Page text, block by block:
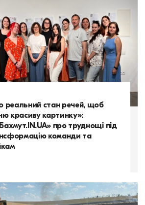
реальний стан речей, щоб
красиву картинку»:
про труднощі під
команди та